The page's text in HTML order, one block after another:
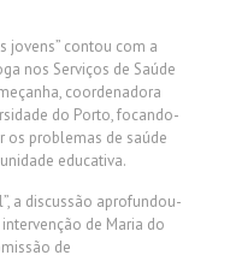
jovens” contou com a
nos Serviços de Saúde
coordenadora
do Porto, focando-
os problemas de saúde
educativa.
a discussão aprofundou-
de Maria do
de